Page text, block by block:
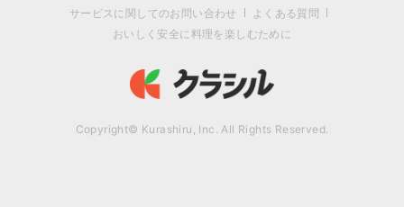
サービスに関してのお問い合わせ
よくある質問
おいしく安全に料理を楽しむために
Copyright© Kurashiru, Inc. All Rights Reserved.